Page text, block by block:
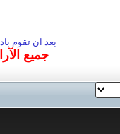
بعد ان تقوم
جميع